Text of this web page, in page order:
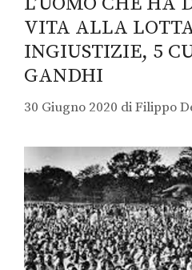
VITA ALLA
INGIUSTIZIE, 5
GANDHI
30 Giugno 2020 diFilippo